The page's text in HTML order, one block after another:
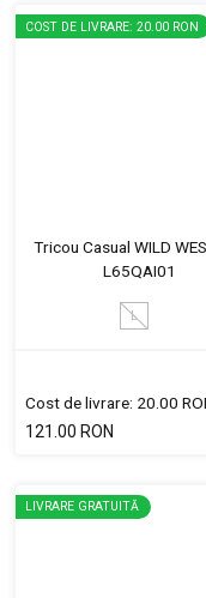
COST DE LIVRARE: 20.00 RON
Tricou Casual WILD
L65QAI01
L
Cost de livrare: 20.00
121.00 RON
LIVRARE GRATUITĂ